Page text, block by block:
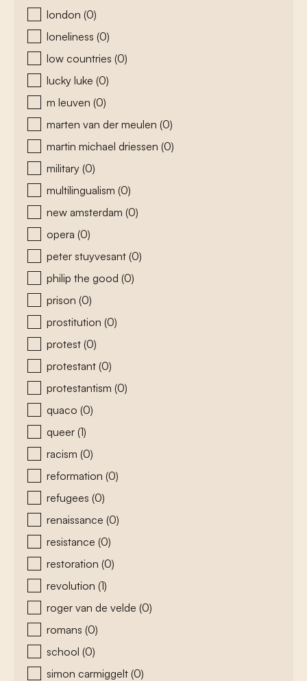
london (0)
loneliness (0)
low countries (0)
lucky luke (0)
m leuven (0)
marten van der meulen (0)
martin michael driessen (0)
military (0)
multilingualism (0)
new amsterdam (0)
opera (0)
peter stuyvesant (0)
philip the good (0)
prison (0)
prostitution (0)
protest (0)
protestant (0)
protestantism (0)
quaco (0)
queer (1)
racism (0)
reformation (0)
refugees (0)
renaissance (0)
resistance (0)
restoration (0)
revolution (1)
roger van de velde (0)
romans (0)
school (0)
simon carmiggelt (0)